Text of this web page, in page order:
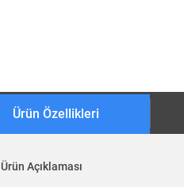
Ürün Özellikleri
Ürün Açıklaması